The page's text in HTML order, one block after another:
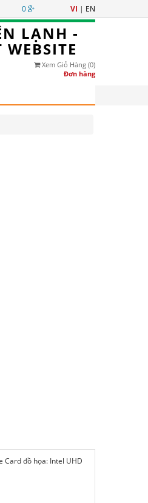
0 VI | EN
LẠNH -
Xem Giỏ Hàng (0)
Đơn hàng
Card đồ họa: Intel UHD